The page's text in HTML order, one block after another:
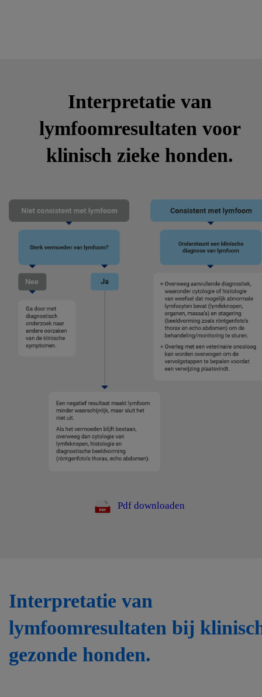
Interpretatie van
lymfoomresultaten voor
klinisch zieke honden.
Pdf downloaden
Interpretatie van
lymfoomresultaten bij
gezonde honden.